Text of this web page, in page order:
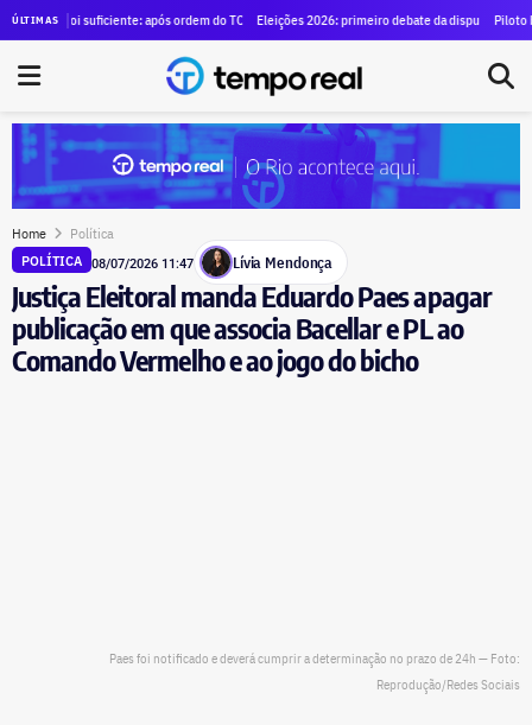
ÚLTIMAS
alugar SUVs blindados para diretores por R$ 1,29 milhão
foi suficiente: após ordem do TCE para anular contrato de mais de R$ 100 milhões, Duque de
Eleições 2026: primeiro debate da disputa pelo governo do
Piloto brasileiro e
Home Política
POLÍTICA 08/07/2026 11:47 Lívia Mendonça
Justiça Eleitoral manda Eduardo Paes apagar
publicação em que associa Bacellar e PL ao
Comando Vermelho e ao jogo do bicho
Paes foi notificado e deverá cumprir a determinação no prazo de 24h — Foto:
Reprodução/Redes Sociais